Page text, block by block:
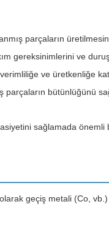
parçaların
gereksinimlerini ve
ve üretkenliğe
parçaların bütünlüğünü
sağlamada
geçiş metali (Co, vb.)